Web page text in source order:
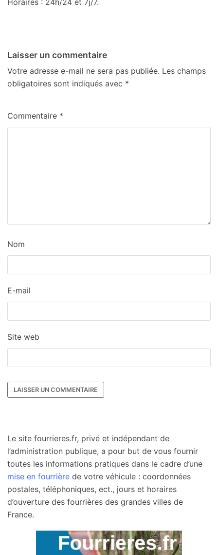
Horaires : 24h/24 et 7j/7.
Laisser un commentaire
Votre adresse e-mail ne sera pas publiée. Les champs
obligatoires sont indiqués avec *
Commentaire *
Nom
E-mail
Site web
Le site fourrieres.fr, privé et indépendant de
l’administration publique, a pour but de vous fournir
toutes les informations pratiques dans le cadre d’une
mise en fourrière de votre véhicule : coordonnées
postales, téléphoniques, ect., jours et horaires
d’ouverture des fourrières des grandes villes de
France.